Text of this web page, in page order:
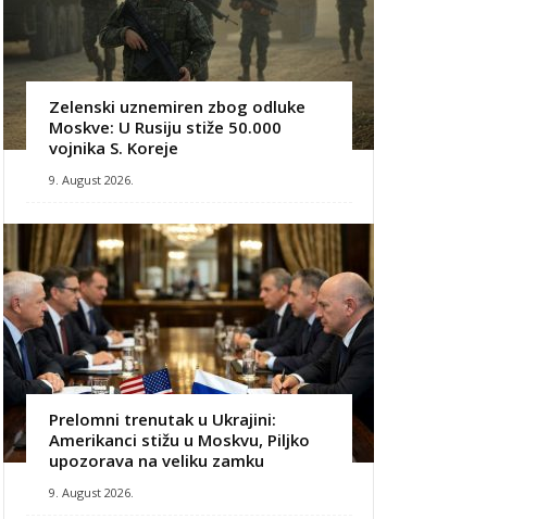
Zelenski uznemiren zbog odluke
Moskve: U Rusiju stiže 50.000
vojnika S. Koreje
9. August 2026.
Prelomni trenutak u Ukrajini:
Amerikanci stižu u Moskvu, Piljko
upozorava na veliku zamku
9. August 2026.